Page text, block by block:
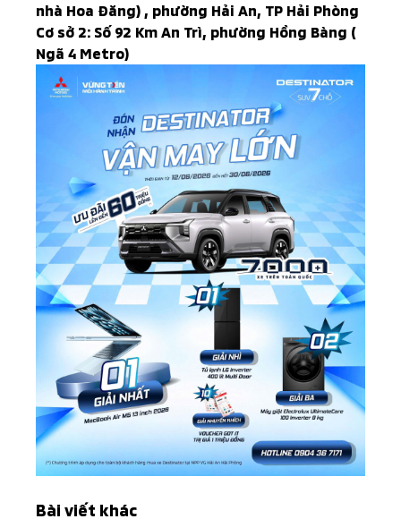
nhà Hoa Đăng) , phường Hải An, TP Hải Phòng
Cơ sở 2: Số 92 Km An Trì, phường Hồng Bàng (
Ngã 4 Metro)
Bài viết khác